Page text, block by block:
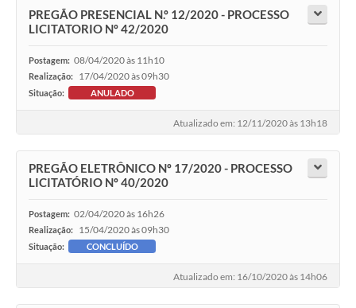
PREGÃO PRESENCIAL N.º 12/2020 - PROCESSO
LICITATORIO Nº 42/2020
Postagem: 08/04/2020 às 11h10
Realização: 17/04/2020 às 09h30
Situação: ANULADO
Atualizado em: 12/11/2020 às 13h18
PREGÃO ELETRÔNICO Nº 17/2020 - PROCESSO
LICITATÓRIO Nº 40/2020
Postagem: 02/04/2020 às 16h26
Realização: 15/04/2020 às 09h30
Situação: CONCLUÍDO
Atualizado em: 16/10/2020 às 14h06